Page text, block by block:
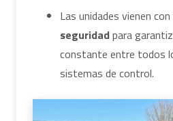
Las unidades vienen con
seguridadpara
constante entre todos
sistemas de control.